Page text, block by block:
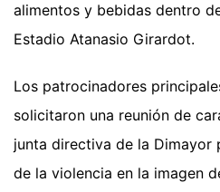
alimentos y bebidas dentro
Estadio Atanasio Girardot.
Los patrocinadores
solicitaron una reunión de
junta directiva de la Dimayor
de la violencia en la imagen